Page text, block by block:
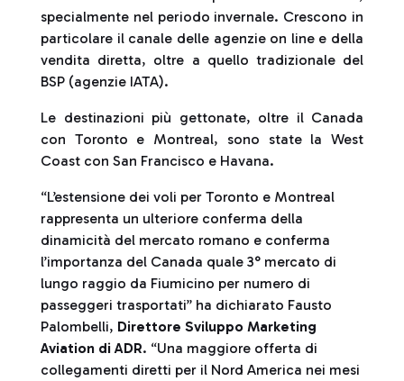
specialmente nel periodo invernale. Crescono in
particolare il canale delle agenzie on line e della
vendita diretta, oltre a quello tradizionale del
BSP (agenzie IATA).
Le destinazioni più gettonate, oltre il Canada
con Toronto e Montreal, sono state la West
Coast con San Francisco e Havana.
“L’estensione dei voli per Toronto e Montreal
rappresenta un ulteriore conferma della
dinamicità del mercato romano e conferma
l’importanza del Canada quale 3° mercato di
lungo raggio da Fiumicino per numero di
passeggeri trasportati” ha dichiarato Fausto
Palombelli, Direttore Sviluppo Marketing
Aviation di ADR. “Una maggiore offerta di
collegamenti diretti per il Nord America nei mesi